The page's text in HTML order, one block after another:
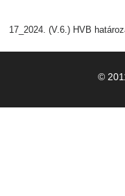
17_2024. (V.6.) HVB
©